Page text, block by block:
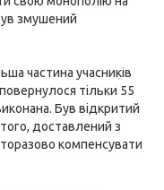
змушений
частина учасників
тільки 55
Був відкритий
доставлений з
компенсувати